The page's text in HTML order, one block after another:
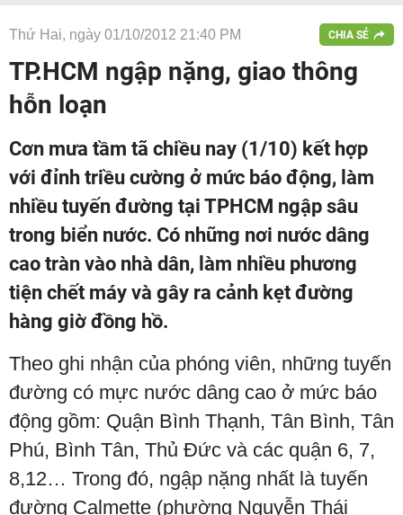
Thứ Hai, ngày 01/10/2012 21:40 PM CHIA SẺ
TP.HCM ngập nặng, giao thông
hỗn loạn
Cơn mưa tầm tã chiều nay (1/10) kết hợp
với đỉnh triều cường ở mức báo động, làm
nhiều tuyến đường tại TPHCM ngập sâu
trong biển nước. Có những nơi nước dâng
cao tràn vào nhà dân, làm nhiều phương
tiện chết máy và gây ra cảnh kẹt đường
hàng giờ đồng hồ.
Theo ghi nhận của phóng viên, những tuyến
đường có mực nước dâng cao ở mức báo
động gồm: Quận Bình Thạnh, Tân Bình, Tân
Phú, Bình Tân, Thủ Đức và các quận 6, 7,
8,12… Trong đó, ngập nặng nhất là tuyến
đường Calmette (phường Nguyễn Thái